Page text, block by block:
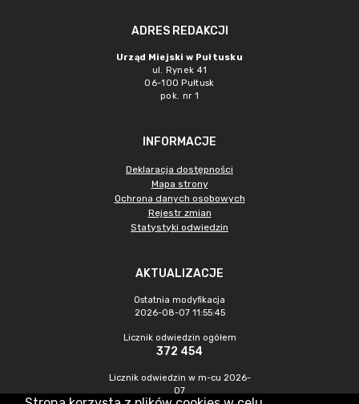
ADRES REDAKCJI
Urząd Miejski w Pułtusku
ul. Rynek 41
06-100 Pułtusk
pok. nr 1
INFORMACJE
Deklaracja dostępności
Mapa strony
Ochrona danych osobowych
Rejestr zmian
Statystyki odwiedzin
AKTUALIZACJE
Ostatnia modyfikacja
2026-08-07 11:55:45
Licznik odwiedzin ogółem
372 454
Licznik odwiedzin w m-cu 2026-
07